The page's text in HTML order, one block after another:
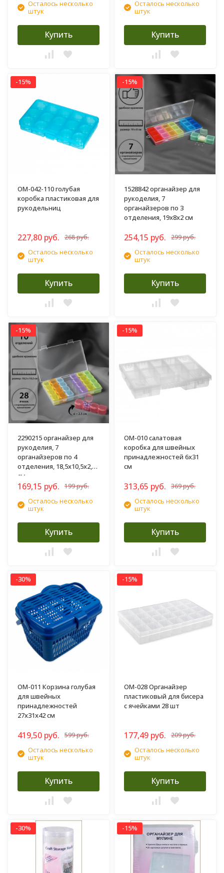
Осталось несколько
штук
Купить
Осталось несколько
штук
Купить
-15%
OM-042-110 голубая
коробка пластиковая для
рукодельниц
227,80 руб. 268 руб.
Осталось несколько
штук
Купить
-15%
1528842 органайзер для
рукоделия, 7
органайзеров по 3
отделения, 19х8х2 см
254,15 руб. 299 руб.
Осталось несколько
штук
Купить
-15%
2290215 органайзер для
рукоделия, 7
органайзеров по 4
отделения, 18,5х10,5х2,5
см
169,15 руб. 199 руб.
Осталось несколько
штук
Купить
-15%
OM-010 салатовая
коробка для швейных
принадлежностей 6х31
см
313,65 руб. 369 руб.
Осталось несколько
штук
Купить
-30%
OM-011 Корзина голубая
для швейных
принадлежностей
27х31х42 см
419,50 руб. 599 руб.
Осталось несколько
штук
Купить
-15%
ОМ-028 Органайзер
пластиковый для бисера
с ячейками 28 шт
177,49 руб. 209 руб.
Осталось несколько
штук
Купить
-30% -15%